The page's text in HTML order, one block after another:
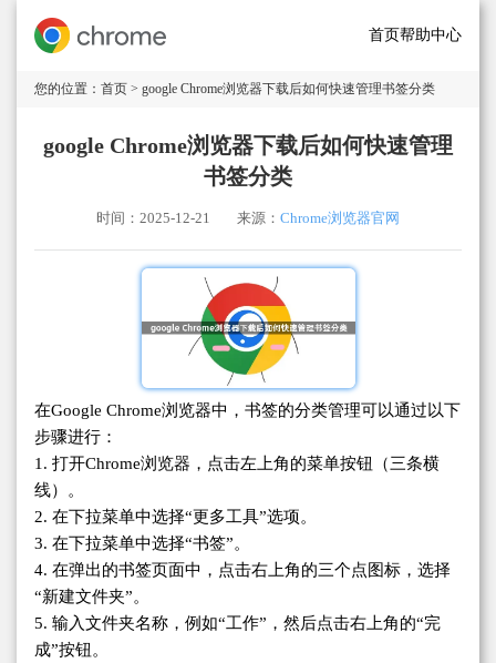
首页帮助中心
您的位置： 首页 > google Chrome浏览器下载后如何快速管理书签分类
google Chrome浏览器下载后如何快速管理
书签分类
时间：2025-12-21 来源： Chrome浏览器官网
在Google Chrome浏览器中，书签的分类管理可以通过以下
步骤进行：
1. 打开Chrome浏览器，点击左上角的菜单按钮（三条横
线）。
2. 在下拉菜单中选择“更多工具”选项。
3. 在下拉菜单中选择“书签”。
4. 在弹出的书签页面中，点击右上角的三个点图标，选择
“新建文件夹”。
5. 输入文件夹名称，例如“工作”，然后点击右上角的“完
成”按钮。